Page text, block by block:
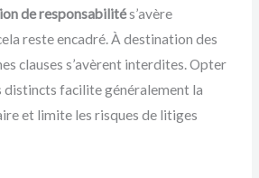
de responsabilités’avère
reste encadré. À destination des
clauses s’avèrent interdites. Opter
distincts facilite généralement la
et limite les risques de litiges